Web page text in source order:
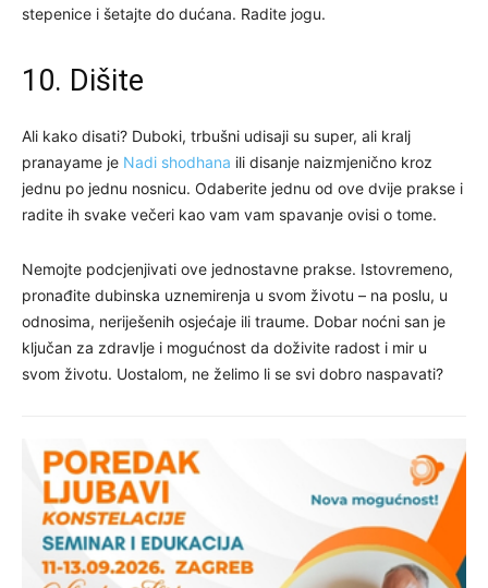
stepenice i šetajte do dućana. Radite jogu.
10. Dišite
Ali kako disati? Duboki, trbušni udisaji su super, ali kralj
pranayame je Nadi shodhana ili disanje naizmjenično kroz
jednu po jednu nosnicu. Odaberite jednu od ove dvije prakse i
radite ih svake večeri kao vam vam spavanje ovisi o tome.
Nemojte podcjenjivati ​​ove jednostavne prakse. Istovremeno,
pronađite dubinska uznemirenja u svom životu – na poslu, u
odnosima, neriješenih osjećaje ili traume. Dobar noćni san je
ključan za zdravlje i mogućnost da doživite radost i mir u
svom životu. Uostalom, ne želimo li se svi dobro naspavati?